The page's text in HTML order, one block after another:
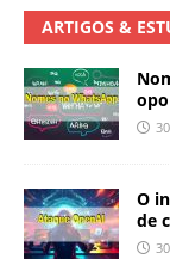
ARTIGOS &
O
de